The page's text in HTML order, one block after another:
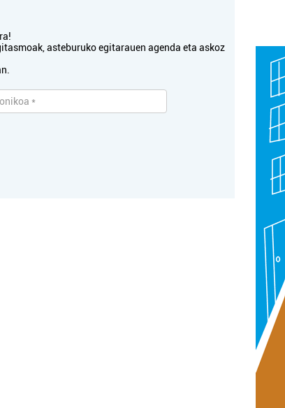
asteburuko egitarauen agenda eta askoz